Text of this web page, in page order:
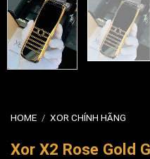
HOME / XOR CHÍNH HÃNG
Xor X2 Rose Gold